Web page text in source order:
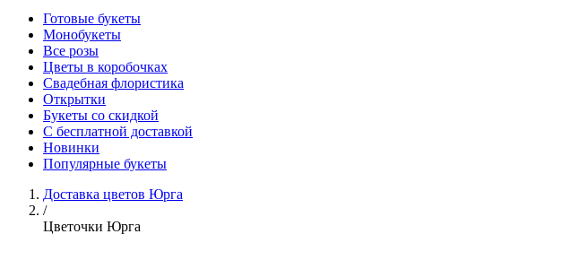
Готовые букеты
Монобукеты
Все розы
Цветы в коробочках
Свадебная флористика
Открытки
Букеты со скидкой
С бесплатной доставкой
Новинки
Популярные букеты
Доставка цветов Юрга
/
Цветочки Юрга